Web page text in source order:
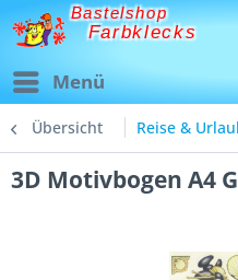
Bastelshop
Farbklecks
Menü
Übersicht Reise &
3D Motivbogen A4